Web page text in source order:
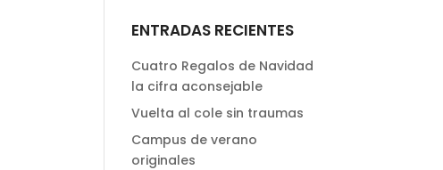
ENTRADAS RECIENTES
Cuatro Regalos de Navidad
la cifra aconsejable
Vuelta al cole sin traumas
Campus de verano
originales